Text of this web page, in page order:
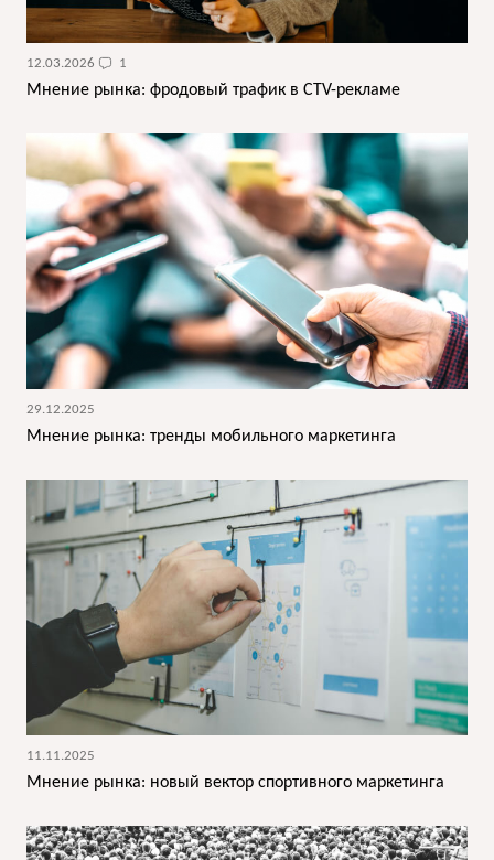
12.03.2026 1
Мнение рынка: фродовый трафик в CTV-рекламе
29.12.2025
Мнение рынка: тренды мобильного маркетинга
11.11.2025
Мнение рынка: новый вектор спортивного маркетинга